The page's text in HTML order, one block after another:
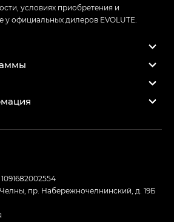
условиях приобретения и
у официальных дилеров EVOLUTE.
пр. Набережночелнинский, д. 19Б